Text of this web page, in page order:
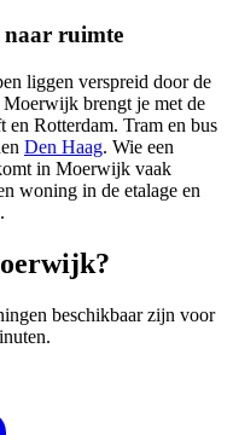
naar ruimte
liggen verspreid door de
brengt je met de
en Rotterdam. Tram en bus
Den Haag. Wie een
in Moerwijk vaak
woning in de etalage en
beschikbaar zijn voor